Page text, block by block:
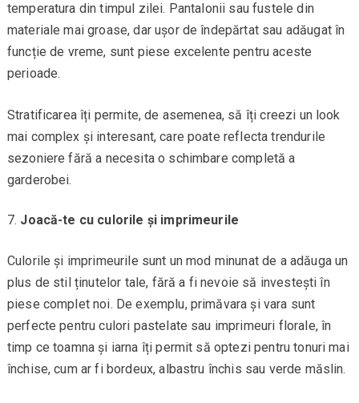
temperatura din timpul zilei. Pantalonii sau fustele din
materiale mai groase, dar ușor de îndepărtat sau adăugat în
funcție de vreme, sunt piese excelente pentru aceste
perioade.
Stratificarea îți permite, de asemenea, să îți creezi un look
mai complex și interesant, care poate reflecta trendurile
sezoniere fără a necesita o schimbare completă a
garderobei.
Joacă-te cu culorile și imprimeurile
Culorile și imprimeurile sunt un mod minunat de a adăuga un
plus de stil ținutelor tale, fără a fi nevoie să investești în
piese complet noi. De exemplu, primăvara și vara sunt
perfecte pentru culori pastelate sau imprimeuri florale, în
timp ce toamna și iarna îți permit să optezi pentru tonuri mai
închise, cum ar fi bordeux, albastru închis sau verde măslin.